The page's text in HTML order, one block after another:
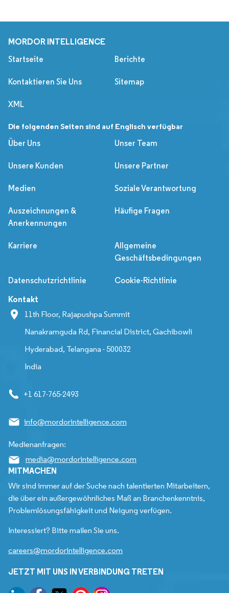
MORDOR INTELLIGENCE
Startseite Berichte
Kontaktieren Sie Uns Sitemap
XML
Die folgenden Seiten sind auf Englisch verfügbar
Über Uns
Unser Team
Unsere Kunden Unsere Partner
Medien Soziale Verantwortung
Auszeichnungen &
Anerkennungen
Häufige Fragen
Karriere
Allgemeine
Geschäftsbedingungen
Datenschutzrichtlinie Cookie-Richtlinie
Kontakt
11th Floor, Rajapushpa Summit
Nanakramguda Rd, Financial District, Gachibowli
Hyderabad, Telangana - 500032
India
+1 617-765-2493
info@mordorintelligence.com
Medienanfragen:
media@mordorintelligence.com
MITMACHEN
Wir sind immer auf der Suche nach talentierten Mitarbeitern,
die über ein außergewöhnliches Maß an Branchenkenntnis,
Problemlösungsfähigkeit und Neigung verfügen.
Interessiert? Bitte mailen Sie uns.
careers@mordorintelligence.com
JETZT MIT UNS IN VERBINDUNG TRETEN